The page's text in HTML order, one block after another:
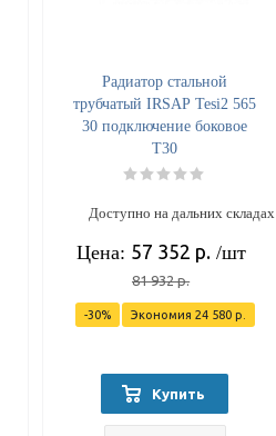
Радиатор стальной
трубчатый IRSAP Tesi2 565
30 подключение боковое
Т30
Доступно на дальних складах
Цена: 57 352 р. /шт
81 932р.
-30% Экономия 24 580р.
Купить